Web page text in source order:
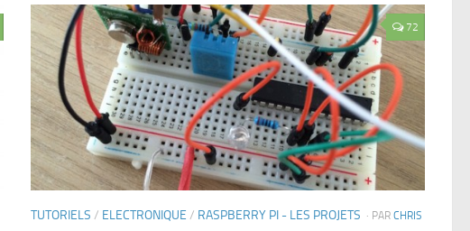
72
TUTORIELS / ELECTRONIQUE / RASPBERRY PI - LES PROJETS · PAR CHRIS